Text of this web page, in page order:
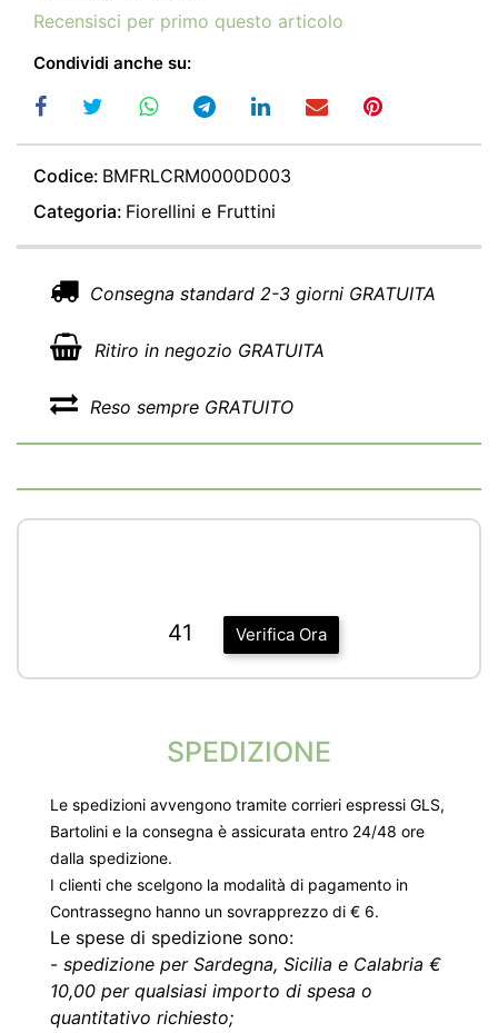
Recensisci per primo questo articolo
Condividi anche su:
Codice: BMFRLCRM0000D003
Categoria: Fiorellini e Fruttini
Consegna standard 2-3 giorni GRATUITA
Ritiro in negozio GRATUITA
Reso sempre GRATUITO
Verifica Ora
41
SPEDIZIONE
Le spedizioni avvengono tramite corrieri espressi GLS,
Bartolini e la consegna è assicurata entro 24/48 ore
dalla spedizione.
I clienti che scelgono la modalità di pagamento in
Contrassegno hanno un sovrapprezzo di € 6.
Le spese di spedizione sono:
- spedizione per Sardegna, Sicilia e Calabria €
10,00 per qualsiasi importo di spesa o
quantitativo richiesto;